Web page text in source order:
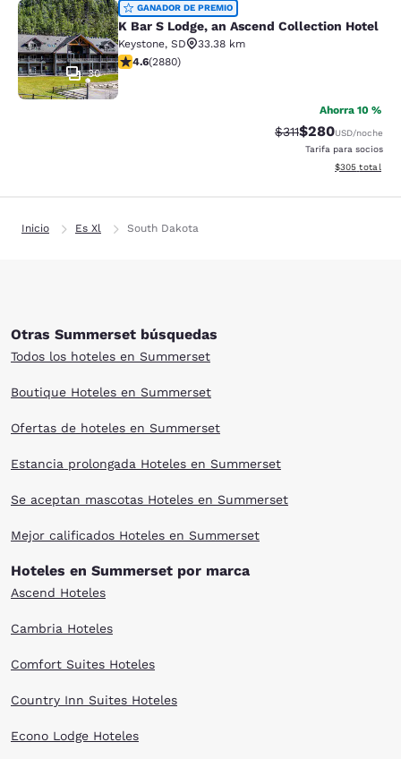
K Bar S Lodge, an Ascend
30
GANADOR DE PREMIO
K Bar S Lodge, an Ascend Collection Hotel
Keystone, SD
33.38 km
calificación de 4.64 estrellas. Excepcional. 2880
4.6(2880)
Ahorra 10 %
Precio tachado:
$311Precio con
$280USD/noche
Tarifa para socios
Ver detalles
$305 total
Inicio Es Xl South Dakota
Otras Summerset búsquedas
Todos los hoteles en Summerset
Boutique Hoteles en Summerset
Ofertas de hoteles en Summerset
Estancia prolongada Hoteles en Summerset
Se aceptan mascotas Hoteles en Summerset
Mejor calificados Hoteles en Summerset
Hoteles en Summerset por marca
Ascend Hoteles
Cambria Hoteles
Comfort Suites Hoteles
Country Inn Suites Hoteles
Econo Lodge Hoteles